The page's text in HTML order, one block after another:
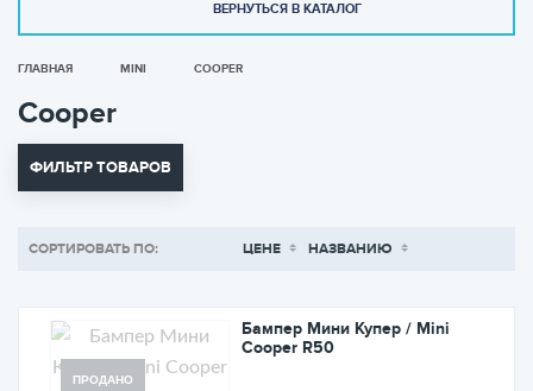
ВЕРНУТЬСЯ В КАТАЛОГ
ГЛАВНАЯ MINI COOPER
Cooper
ФИЛЬТР ТОВАРОВ
СОРТИРОВАТЬ ПО: ЦЕНЕ НАЗВАНИЮ
ПРОДАНО
Бампер Мини Купер / Mini
Cooper R50